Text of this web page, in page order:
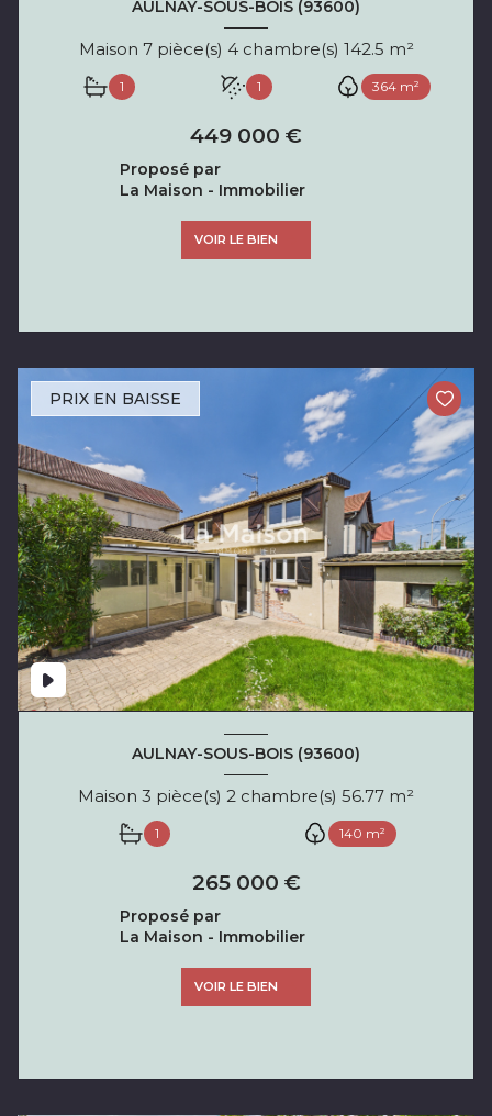
AULNAY-SOUS-BOIS (93600)
Maison 7 pièce(s) 4 chambre(s) 142.5 m²
1 1 364 m²
449 000 €
Proposé par
La Maison - Immobilier
VOIR LE BIEN
PRIX EN BAISSE
AULNAY-SOUS-BOIS (93600)
Maison 3 pièce(s) 2 chambre(s) 56.77 m²
1 140 m²
265 000 €
Proposé par
La Maison - Immobilier
VOIR LE BIEN